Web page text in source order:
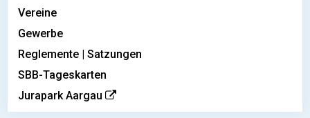
Vereine
Gewerbe
Reglemente | Satzungen
SBB-Tageskarten
Jurapark Aargau